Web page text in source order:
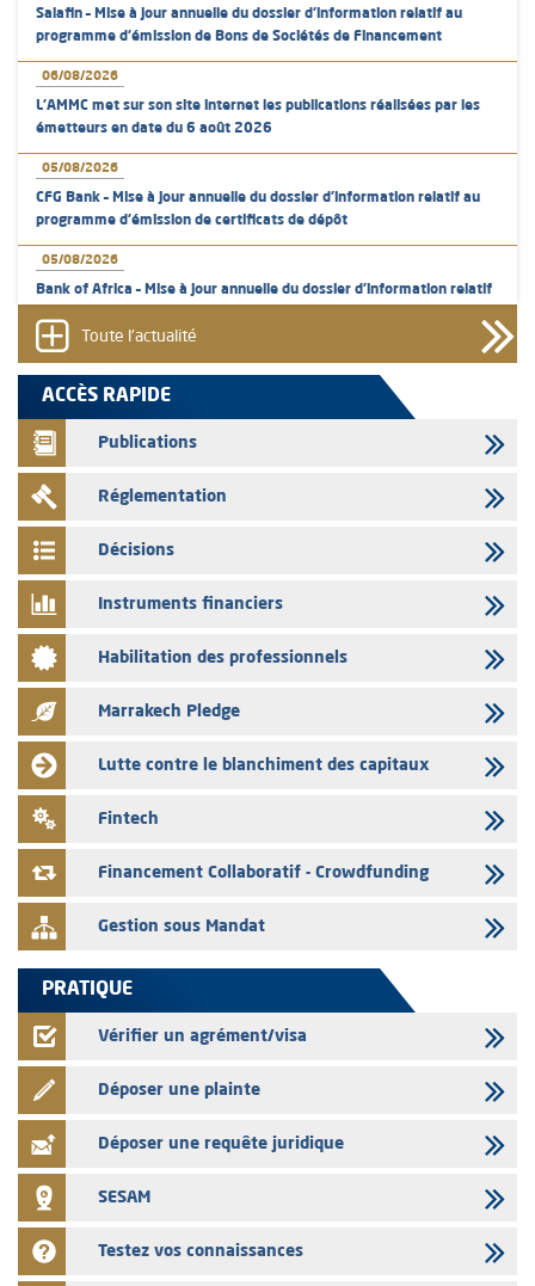
Salafin – Mise à jour annuelle du dossier d’information relatif au
programme d'émission de Bons de Sociétés de Financement
06/08/2026
L’AMMC met sur son site internet les publications réalisées par les
émetteurs en date du 6 août 2026
05/08/2026
CFG Bank – Mise à jour annuelle du dossier d’information relatif au
programme d'émission de certificats de dépôt
05/08/2026
Bank of Africa – Mise à jour annuelle du dossier d’information relatif
05/08/2026
L’AMMC met sur son site internet les publications réalisées par les
émetteurs en date du 5 août 2026
04/08/2026
L’AMMC met sur son site internet les publications réalisées par les
émetteurs en date du 4 août 2026
Saham Bank – Mise à jour annuelle du dossier d’information relatif au
03/08/2026
L’AMMC met sur son site internet les publications réalisées par les
émetteurs en date du 3 août 2026
03/08/2026
Liste des agréments et visas d'OPCVM accordés par l'AMMC pour le
mois de juillet 2026
03/08/2026
L' AMMC publie les indicateurs mensuels du marché des capitaux pour
le mois de Juin 2026
Toute l'actualité
ACCÈS RAPIDE
Publications
Réglementation
Décisions
Instruments financiers
Habilitation des professionnels
Marrakech Pledge
Lutte contre le blanchiment des capitaux
Fintech
Financement Collaboratif - Crowdfunding
Gestion sous Mandat
PRATIQUE
Vérifier un agrément/visa
Déposer une plainte
Déposer une requête juridique
SESAM
Testez vos connaissances